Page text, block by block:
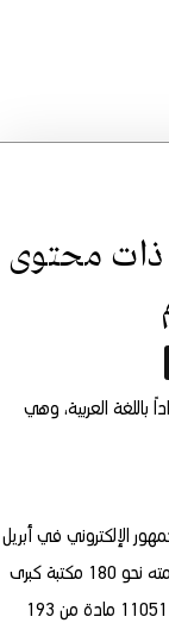
ذات محتوى
باللغة العربية، وهي
الإلكتروني في أبريل
2009 بمحتوى شَملَ كلَّ دولةعضو في اليونسكو، قدمته نحو 180 مكتبة كبرى
ووطنية حول العالم. وفي الوقت الحالي، تضم المكتبة 11051 مادة من 193